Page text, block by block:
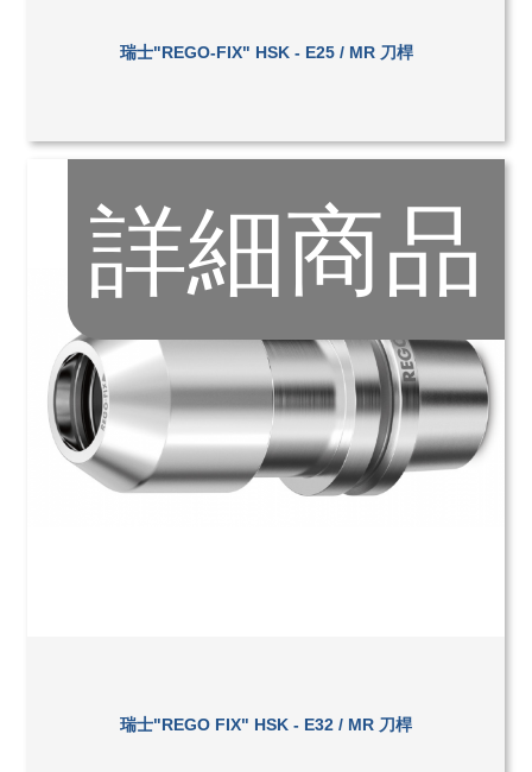
瑞士"REGO-FIX" HSK - E25 / MR 刀桿
詳細商品
瑞士"REGO FIX" HSK - E32 / MR 刀桿